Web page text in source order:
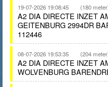
19-07-2026 19:08:45 (180
A2 DIA DIRECTE INZET
GEITENBURG 2994DR
112446
08-07-2026 19:53:35 (204
A2 DIA DIRECTE INZET
WOLVENBURG